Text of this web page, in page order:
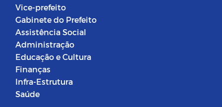
Vice-prefeito
Gabinete do Prefeito
Assistência Social
Administração
Educação e Cultura
Finanças
Infra-Estrutura
Saúde